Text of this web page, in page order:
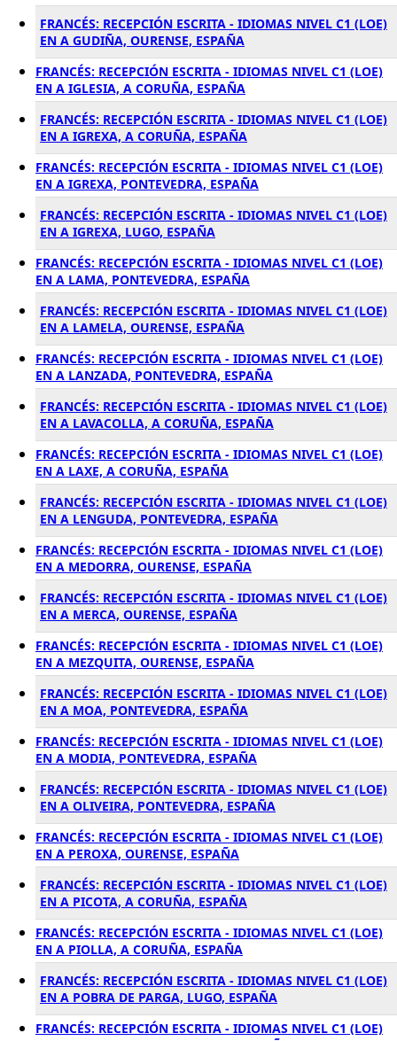
FRANCÉS: RECEPCIÓN ESCRITA - IDIOMAS NIVEL C1 (LOE)
EN A GUDIÑA, OURENSE, ESPAÑA
FRANCÉS: RECEPCIÓN ESCRITA - IDIOMAS NIVEL C1 (LOE)
EN A IGLESIA, A CORUÑA, ESPAÑA
FRANCÉS: RECEPCIÓN ESCRITA - IDIOMAS NIVEL C1 (LOE)
EN A IGREXA, A CORUÑA, ESPAÑA
FRANCÉS: RECEPCIÓN ESCRITA - IDIOMAS NIVEL C1 (LOE)
EN A IGREXA, PONTEVEDRA, ESPAÑA
FRANCÉS: RECEPCIÓN ESCRITA - IDIOMAS NIVEL C1 (LOE)
EN A IGREXA, LUGO, ESPAÑA
FRANCÉS: RECEPCIÓN ESCRITA - IDIOMAS NIVEL C1 (LOE)
EN A LAMA, PONTEVEDRA, ESPAÑA
FRANCÉS: RECEPCIÓN ESCRITA - IDIOMAS NIVEL C1 (LOE)
EN A LAMELA, OURENSE, ESPAÑA
FRANCÉS: RECEPCIÓN ESCRITA - IDIOMAS NIVEL C1 (LOE)
EN A LANZADA, PONTEVEDRA, ESPAÑA
FRANCÉS: RECEPCIÓN ESCRITA - IDIOMAS NIVEL C1 (LOE)
EN A LAVACOLLA, A CORUÑA, ESPAÑA
FRANCÉS: RECEPCIÓN ESCRITA - IDIOMAS NIVEL C1 (LOE)
EN A LAXE, A CORUÑA, ESPAÑA
FRANCÉS: RECEPCIÓN ESCRITA - IDIOMAS NIVEL C1 (LOE)
EN A LENGUDA, PONTEVEDRA, ESPAÑA
FRANCÉS: RECEPCIÓN ESCRITA - IDIOMAS NIVEL C1 (LOE)
EN A MEDORRA, OURENSE, ESPAÑA
FRANCÉS: RECEPCIÓN ESCRITA - IDIOMAS NIVEL C1 (LOE)
EN A MERCA, OURENSE, ESPAÑA
FRANCÉS: RECEPCIÓN ESCRITA - IDIOMAS NIVEL C1 (LOE)
EN A MEZQUITA, OURENSE, ESPAÑA
FRANCÉS: RECEPCIÓN ESCRITA - IDIOMAS NIVEL C1 (LOE)
EN A MOA, PONTEVEDRA, ESPAÑA
FRANCÉS: RECEPCIÓN ESCRITA - IDIOMAS NIVEL C1 (LOE)
EN A MODIA, PONTEVEDRA, ESPAÑA
FRANCÉS: RECEPCIÓN ESCRITA - IDIOMAS NIVEL C1 (LOE)
EN A OLIVEIRA, PONTEVEDRA, ESPAÑA
FRANCÉS: RECEPCIÓN ESCRITA - IDIOMAS NIVEL C1 (LOE)
EN A PEROXA, OURENSE, ESPAÑA
FRANCÉS: RECEPCIÓN ESCRITA - IDIOMAS NIVEL C1 (LOE)
EN A PICOTA, A CORUÑA, ESPAÑA
FRANCÉS: RECEPCIÓN ESCRITA - IDIOMAS NIVEL C1 (LOE)
EN A PIOLLA, A CORUÑA, ESPAÑA
FRANCÉS: RECEPCIÓN ESCRITA - IDIOMAS NIVEL C1 (LOE)
EN A POBRA DE PARGA, LUGO, ESPAÑA
FRANCÉS: RECEPCIÓN ESCRITA - IDIOMAS NIVEL C1 (LOE)